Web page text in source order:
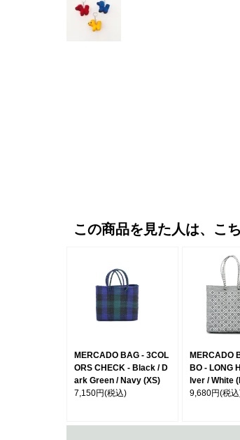
この商品を見た人は、こ
MERCADO BAG - 3COL
ORS CHECK - Black / D
ark Green / Navy (XS)
7,150円(税込)
MERCADO
BO - LONG
lver / White
9,680円(税